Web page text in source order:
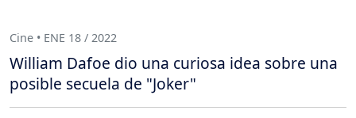
Cine • ENE 18 / 2022
William Dafoe dio una curiosa idea sobre una
posible secuela de "Joker"